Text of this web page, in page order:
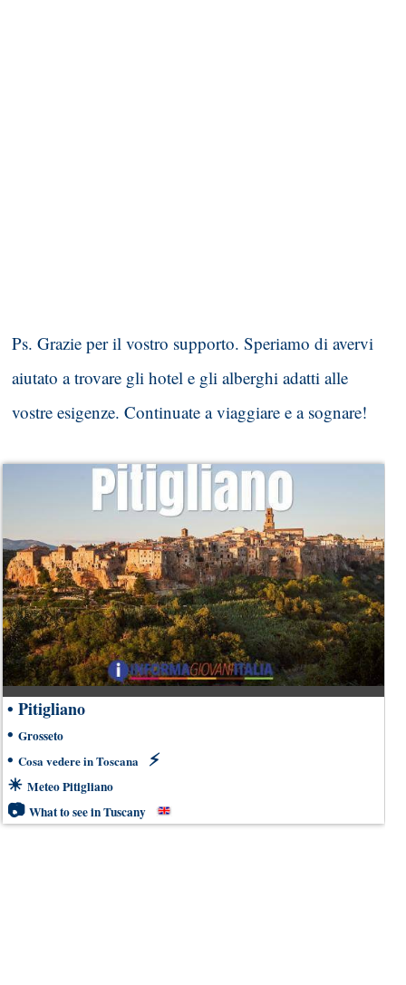
Ps. Grazie per il vostro supporto. Speriamo di avervi
aiutato a trovare gli hotel e gli alberghi adatti alle
vostre esigenze. Continuate a viaggiare e a sognare!
• Pitigliano
• Grosseto
• Cosa vedere in Toscana
⚡
☀ Meteo Pitigliano
📷 What to see in Tuscany